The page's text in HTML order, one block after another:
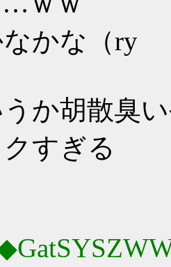
かな（ry
か胡散臭
すぎる